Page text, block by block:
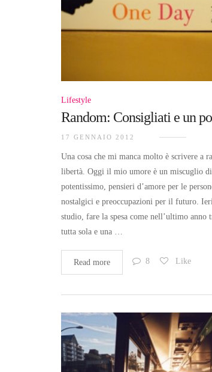
Lifestyle
Random: Consigliati e un
17 GENNAIO 2012
Una cosa che mi manca molto è scrivere a
libertà. Oggi il mio umore è un miscuglio di
potentissimo, pensieri d’amore per le
nostalgici e preoccupazioni per il futuro.
studio, fare la spesa come nell’ultimo anno
tutta sola e una …
Read more 8 Like